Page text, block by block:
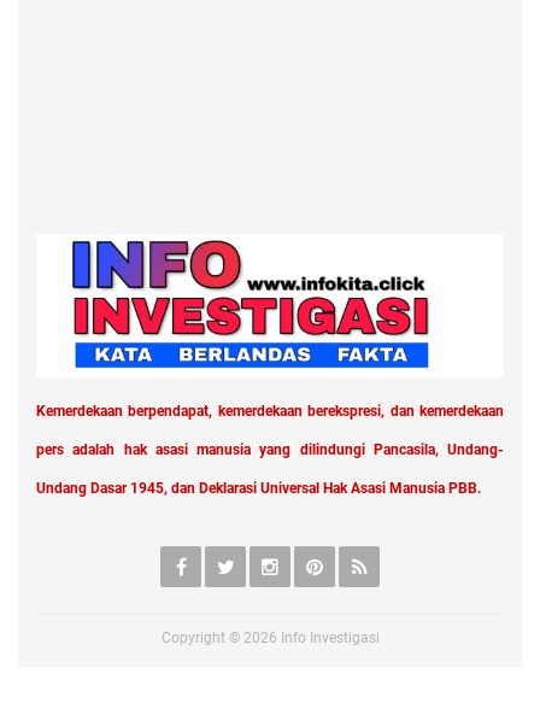
Kemerdekaan berpendapat, kemerdekaan berekspresi, dan kemerdekaan
pers adalah hak asasi manusia yang dilindungi Pancasila, Undang-
Undang Dasar 1945, dan Deklarasi Universal Hak Asasi Manusia PBB.
Copyright © 2026 Info Investigasi